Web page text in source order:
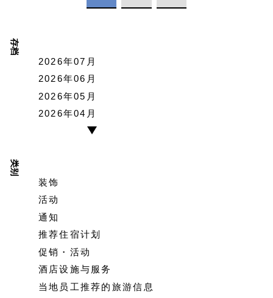
存档
2026年07月
2026年06月
2026年05月
2026年04月
类别
装饰
活动
通知
推荐住宿计划
促销・活动
酒店设施与服务
当地员工推荐的旅游信息